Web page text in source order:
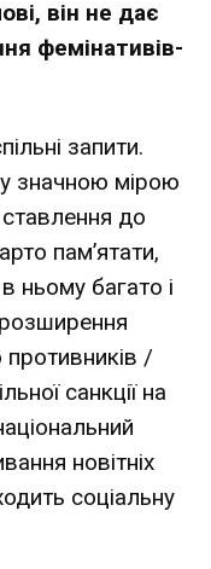
він не дає
фемінативів-
запити.
значною мірою
до
пам’ятати,
ньому багато і
противників /
санкції на
новітніх
соціальну